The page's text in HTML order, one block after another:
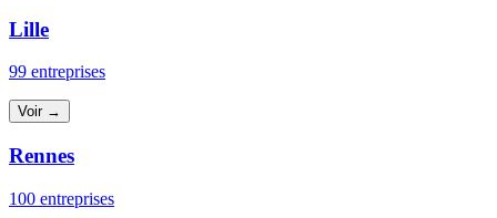
Lille
99 entreprises
Voir →
Rennes
100 entreprises